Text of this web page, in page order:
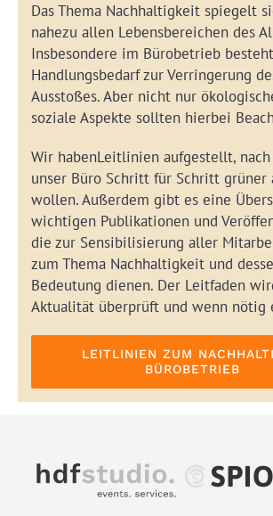
Das Thema Nachhaltigkeit spiegelt
nahezu allen Lebensbereichen des
Insbesondere im Bürobetrieb
Handlungsbedarf zur Verringerung
Ausstoßes. Aber nicht nur
soziale Aspekte sollten hierbei
Wir habenLeitlinien aufgestellt,
unser Büro Schritt für Schritt grüner
wollen. Außerdem gibt es eine
wichtigen Publikationen und
die zur Sensibilisierung aller
zum Thema Nachhaltigkeit und
Bedeutung dienen. Der Leitfaden
Aktualität überprüft und wenn nötig
LEITLINIEN ZUM
BÜROBETRIEB